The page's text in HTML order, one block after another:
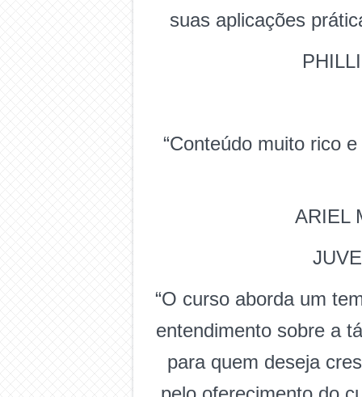
suas aplicações
“Conteúdo muito rico
ARIEL
“O curso aborda um
entendimento sobre a
para quem deseja